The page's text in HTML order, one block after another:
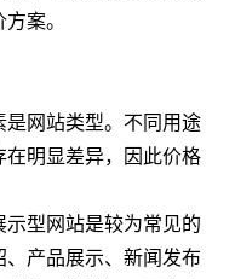
案。
网站类型。不同用途
明显差异，因此价格
型网站是较为常见的
产品展示、新闻发布